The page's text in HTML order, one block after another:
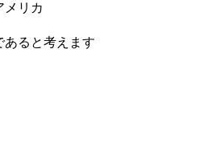
リカ
あると考えます